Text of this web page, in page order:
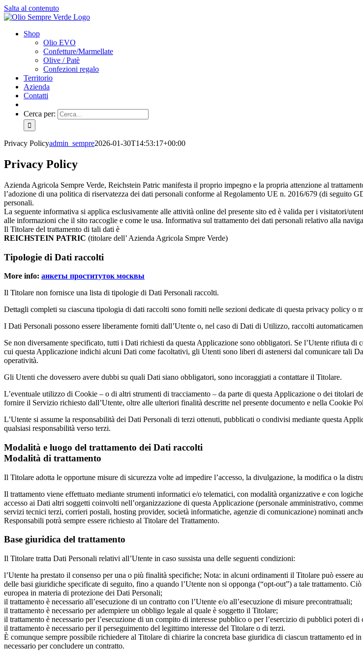
Salta al contenuto
Shop
Olio EVO
Confetture/Marmellate
Olive / Patè
Confezioni regalo
Territorio
Azienda
Contatti
Cerca per:
Privacy Policyadmin_sempre2026-01-30T14:53:17+00:00
Privacy Policy
Azienda Agricola Sempre Verde, Reichstein Patric manifesta il proprio impegno e la propria attenzione al
l’adozione di una politica di riservatezza dei dati personali conforme al Regolamento UE n. 2016/679 (di seguito
personali.
La seguente informativa si applica esclusivamente alle attività online del presente sito ed è valida per i visitatori/
alle informazioni che il sito raccoglie e come le usa. Informativa sul trattamento dei dati personali relativo alla
Il Titolare del trattamento di tali dati è
REICHSTEIN PATRIC (titolare dell’ Azienda Agricola Smpre Verde)
Tipologie di Dati raccolti
More info: анкеты проституток москвы
Il Titolare non fornisce una lista di tipologie di Dati Personali raccolti.
Dettagli completi su ciascuna tipologia di dati raccolti sono forniti nelle sezioni dedicate di questa privacy policy o
I Dati Personali possono essere liberamente forniti dall’Utente o, nel caso di Dati di Utilizzo, raccolti
Se non diversamente specificato, tutti i Dati richiesti da questa Applicazione sono obbligatori. Se l’Utente rifiuta
cui questa Applicazione indichi alcuni Dati come facoltativi, gli Utenti sono liberi di astenersi dal comunicare tali
operatività.
Gli Utenti che dovessero avere dubbi su quali Dati siano obbligatori, sono incoraggiati a contattare il Titolare.
L’eventuale utilizzo di Cookie – o di altri strumenti di tracciamento – da parte di questa Applicazione o dei titolari
fornire il Servizio richiesto dall’Utente, oltre alle ulteriori finalità descritte nel presente documento e nella Cookie
L’Utente si assume la responsabilità dei Dati Personali di terzi ottenuti, pubblicati o condivisi mediante questa
qualsiasi responsabilità verso terzi.
Modalità e luogo del trattamento dei Dati raccolti
Modalità di trattamento
Il Titolare adotta le opportune misure di sicurezza volte ad impedire l’accesso, la divulgazione, la modifica o la
Il trattamento viene effettuato mediante strumenti informatici e/o telematici, con modalità organizzative e con
accesso ai Dati altri soggetti coinvolti nell’organizzazione di questa Applicazione (personale amministrativo,
servizi tecnici terzi, corrieri postali, hosting provider, società informatiche, agenzie di comunicazione) nominati
Responsabili potrà sempre essere richiesto al Titolare del Trattamento.
Base giuridica del trattamento
Il Titolare tratta Dati Personali relativi all’Utente in caso sussista una delle seguenti condizioni:
l’Utente ha prestato il consenso per una o più finalità specifiche; Nota: in alcuni ordinamenti il Titolare può essere
delle basi giuridiche specificate di seguito, fino a quando l’Utente non si opponga (“opt-out”) a tale trattamento.
europea in materia di protezione dei Dati Personali;
il trattamento è necessario all’esecuzione di un contratto con l’Utente e/o all’esecuzione di misure precontrattuali;
il trattamento è necessario per adempiere un obbligo legale al quale è soggetto il Titolare;
il trattamento è necessario per l’esecuzione di un compito di interesse pubblico o per l’esercizio di pubblici poteri
il trattamento è necessario per il perseguimento del legittimo interesse del Titolare o di terzi.
È comunque sempre possibile richiedere al Titolare di chiarire la concreta base giuridica di ciascun trattamento ed
necessario per concludere un contratto.